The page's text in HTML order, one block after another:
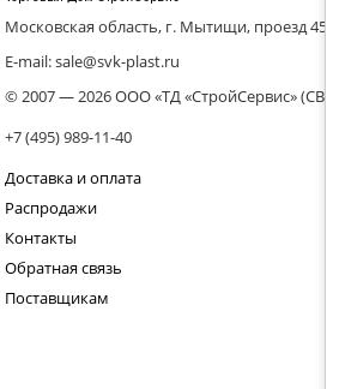
Московская область, г. Мытищи, проезд 4536
E-mail: sale@svk-plast.ru
© 2007 — 2026 ООО «ТД «СтройСервис» (СВК)
+7 (495) 989-11-40
Доставка и оплата
Распродажи
Контакты
Обратная связь
Поставщикам